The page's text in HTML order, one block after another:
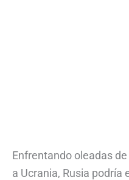
Enfrentando oleadas
a Ucrania, Rusia podría